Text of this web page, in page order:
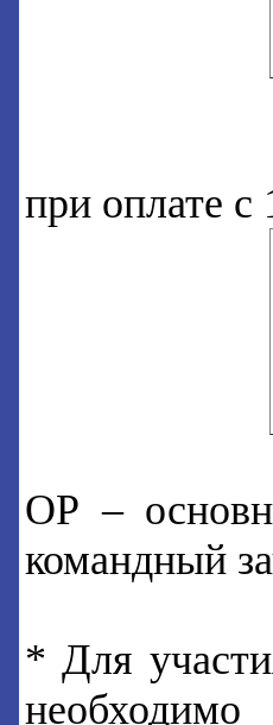
при оплате с
ОР –
командный
* Для